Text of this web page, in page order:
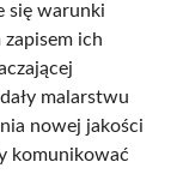
się warunki
ich
malarstwu
nowej jakości
komunikować